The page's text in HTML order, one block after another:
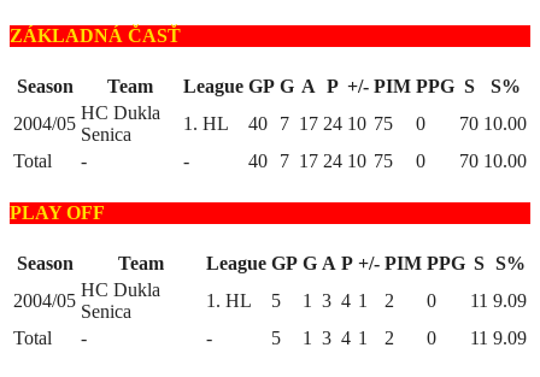
ZÁKLADNÁ ČASŤ
Season Team League GP G A P +/- PIM PPG S
S%
2004/05
HC Dukla
Senica
1. HL 40 7 17 24 10 75 0 70 10.00
Total
- - 40 7 17 24 10 75 0 70 10.00
PLAY OFF
Season Team League GP G A P +/- PIM PPG S S%
2004/05
HC Dukla
Senica
1. HL 5 1 3 4 1 2 0 11 9.09
Total
- - 5 1 3 4 1 2 0 11 9.09